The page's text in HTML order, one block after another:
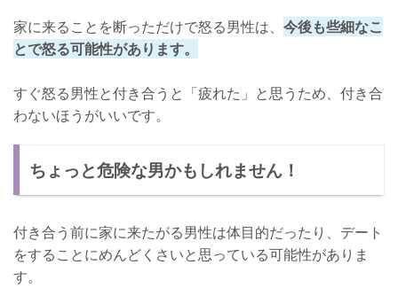
家に来ることを断っただけで怒る男性は、 今後も些細なこ
とで怒る可能性があります。
すぐ怒る男性と付き合うと「疲れた」と思うため、付き合
わないほうがいいです。
ちょっと危険な男かもしれません！
付き合う前に家に来たがる男性は体目的だったり、デート
をすることにめんどくさいと思っている可能性がありま
す。